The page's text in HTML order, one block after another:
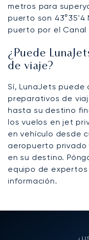
metros para
puerto son 43°35'4
puerto por el Canal
¿Puede
de viaje?
Sí, LunaJets puede
preparativos de
hasta su destino
los vuelos en jet
en vehículo desde
aeropuerto
en su destino.
equipo de
información.